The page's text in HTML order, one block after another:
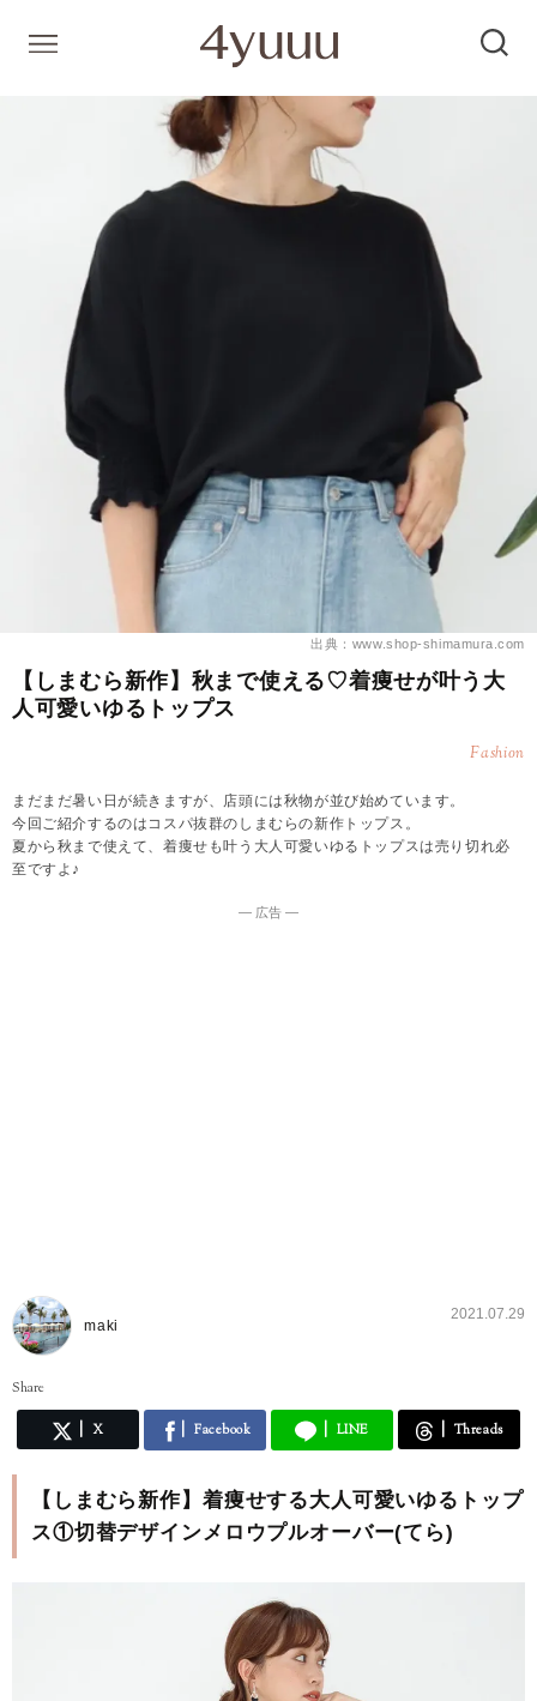
出典：www.shop-shimamura.com
【しまむら新作】秋まで使える♡着痩せが叶う大
人可愛いゆるトップス
Fashion
まだまだ暑い日が続きますが、店頭には秋物が並び始めています。
今回ご紹介するのはコスパ抜群のしまむらの新作トップス。
夏から秋まで使えて、着痩せも叶う大人可愛いゆるトップスは売り切れ必
至ですよ♪
― 広告 ―
maki
2021.07.29
Share
X Facebook LINE Threads
【しまむら新作】着痩せする大人可愛いゆるトップ
ス①切替デザインメロウプルオーバー(てら)